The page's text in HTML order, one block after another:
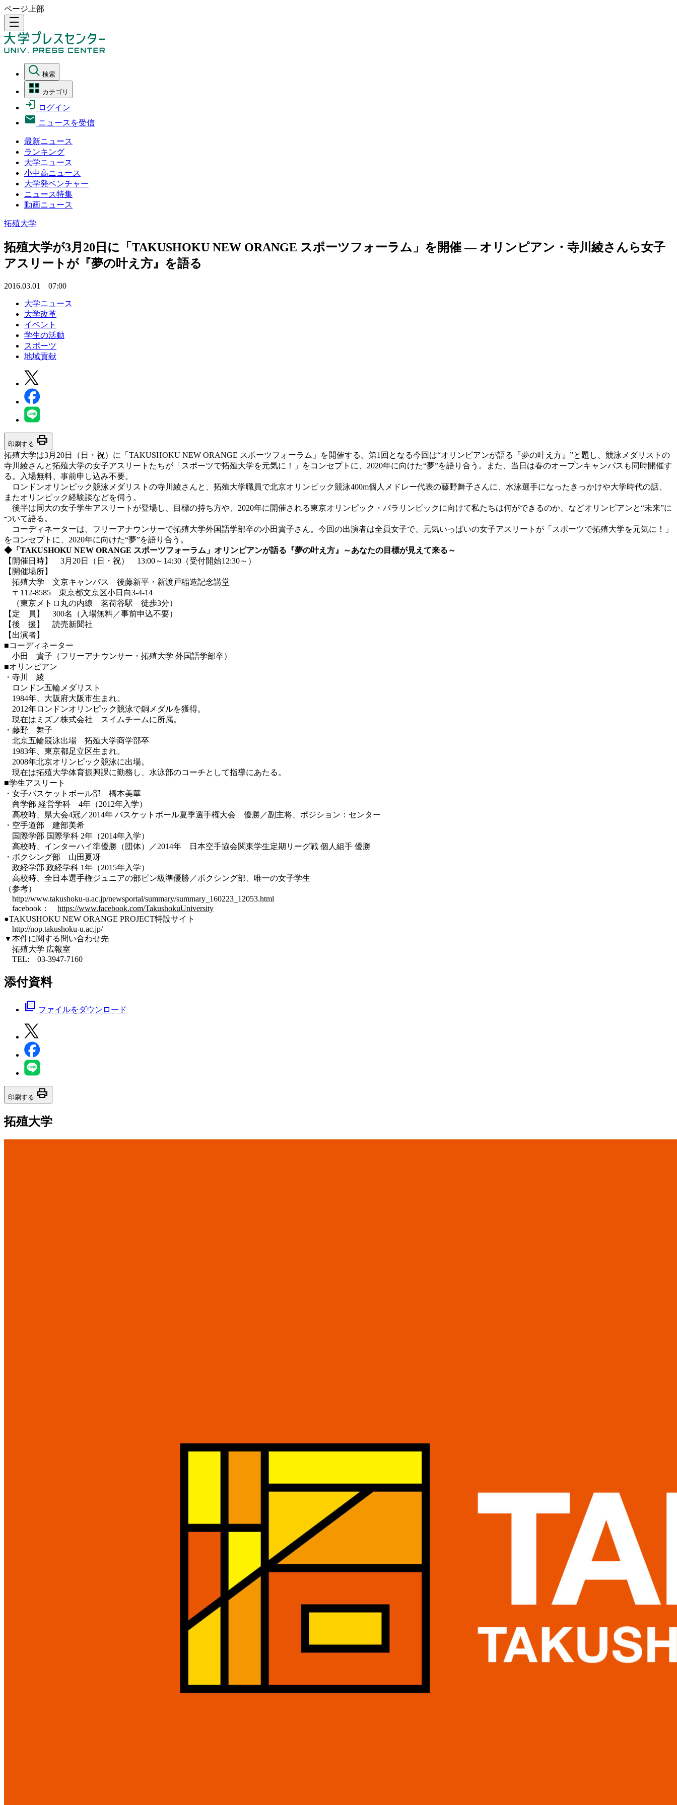
ページ上部
density_medium
検索
カテゴリ
ログイン
ニュースを受信
最新ニュース
ランキング
大学ニュース
小中高ニュース
大学発ベンチャー
ニュース特集
動画ニュース
拓殖大学
拓殖大学が3月20日に「TAKUSHOKU NEW ORANGE スポーツフォーラム」を開催 — オリンピアン・寺川綾さんら女子
アスリートが『夢の叶え方』を語る
2016.03.01 07:00
大学ニュース
大学改革
イベント
学生の活動
スポーツ
地域貢献
印刷する print
拓殖大学は3月20日（日・祝）に「TAKUSHOKU NEW ORANGE スポーツフォーラム」を開催する。第1回となる今回は“オリンピアンが語る『夢の叶え方』”と題し、競泳メダリストの
寺川綾さんと拓殖大学の女子アスリートたちが「スポーツで拓殖大学を元気に！」をコンセプトに、2020年に向けた“夢”を語り合う。また、当日は春のオープンキャンパスも同時開催す
る。入場無料、事前申し込み不要。
ロンドンオリンピック競泳メダリストの寺川綾さんと、拓殖大学職員で北京オリンピック競泳400m個人メドレー代表の藤野舞子さんに、水泳選手になったきっかけや大学時代の話、
またオリンピック経験談などを伺う。
後半は同大の女子学生アスリートが登場し、目標の持ち方や、2020年に開催される東京オリンピック・パラリンピックに向けて私たちは何ができるのか、などオリンピアンと“未来”に
ついて語る。
コーディネーターは、フリーアナウンサーで拓殖大学外国語学部卒の小田貴子さん。今回の出演者は全員女子で、元気いっぱいの女子アスリートが「スポーツで拓殖大学を元気に！」
をコンセプトに、2020年に向けた“夢”を語り合う。
◆「TAKUSHOKU NEW ORANGE スポーツフォーラム」オリンピアンが語る『夢の叶え方』～あなたの目標が見えて来る～
【開催日時】 3月20日（日・祝） 13:00～14:30（受付開始12:30～）
【開催場所】
拓殖大学 文京キャンパス 後藤新平・新渡戸稲造記念講堂
〒112-8585 東京都文京区小日向3-4-14
（東京メトロ丸の内線 茗荷谷駅 徒歩3分）
【定 員】 300名（入場無料／事前申込不要）
【後 援】 読売新聞社
【出演者】
■コーディネーター
小田 貴子（フリーアナウンサー・拓殖大学 外国語学部卒）
■オリンピアン
・寺川 綾
ロンドン五輪メダリスト
1984年、大阪府大阪市生まれ。
2012年ロンドンオリンピック競泳で銅メダルを獲得。
現在はミズノ株式会社 スイムチームに所属。
・藤野 舞子
北京五輪競泳出場 拓殖大学商学部卒
1983年、東京都足立区生まれ。
2008年北京オリンピック競泳に出場。
現在は拓殖大学体育振興課に勤務し、水泳部のコーチとして指導にあたる。
■学生アスリート
・女子バスケットボール部 橋本美華
商学部 経営学科 4年（2012年入学）
高校時、県大会4冠／2014年 バスケットボール夏季選手権大会 優勝／副主将、ポジション：センター
・空手道部 建部美希
国際学部 国際学科 2年（2014年入学）
高校時、インターハイ準優勝（団体）／2014年 日本空手協会関東学生定期リーグ戦 個人組手 優勝
・ボクシング部 山田夏冴
政経学部 政経学科 1年（2015年入学）
高校時、全日本選手権ジュニアの部ピン級準優勝／ボクシング部、唯一の女子学生
（参考）
http://www.takushoku-u.ac.jp/newsportal/summary/summary_160223_12053.html
facebook： https://www.facebook.com/TakushokuUniversity
●TAKUSHOKU NEW ORANGE PROJECT特設サイト
http://nop.takushoku-u.ac.jp/
▼本件に関する問い合わせ先
拓殖大学 広報室
TEL: 03-3947-7160
添付資料
picture_as_pdf ファイルをダウンロード
印刷する print
拓殖大学